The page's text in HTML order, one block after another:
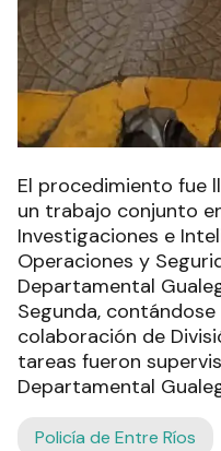
El procedimiento fue
un trabajo conjunto
Investigaciones e
Operaciones y
Departamental
Segunda,
colaboración de
tareas fueron
Departamental
Policía de Entre Ríos